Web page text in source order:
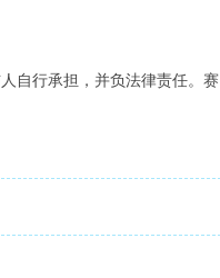
自行承担，并负法律责任。赛